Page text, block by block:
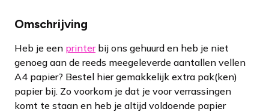
Omschrijving
Heb je een printerbij ons gehuurd en heb je niet
genoeg aan de reeds meegeleverde aantallen vellen
A4 papier? Bestel hier gemakkelijk extra pak(ken)
papier bij. Zo voorkom je dat je voor verrassingen
komt te staan en heb je altijd voldoende papier